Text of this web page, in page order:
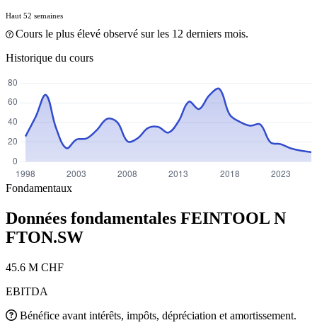
Haut 52 semaines
Cours le plus élevé observé sur les 12 derniers mois.
Historique du cours
Fondamentaux
Données fondamentales FEINTOOL N
FTON.SW
45.6 M CHF
EBITDA
Bénéfice avant intérêts, impôts, dépréciation et amortissement.